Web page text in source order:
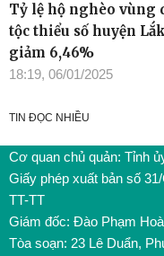
Tỷ lệ hộ nghèo vùng
tộc thiểu số huyện Lắk
giảm 6,46%
18:19, 06/01/2025
TIN ĐỌC NHIỀU
Cơ quan chủ quản: Tỉnh
Giấy phép xuất bản số
TT-TT
Giám đốc: Đào Phạm
Tòa soạn: 23 Lê Duẩn,